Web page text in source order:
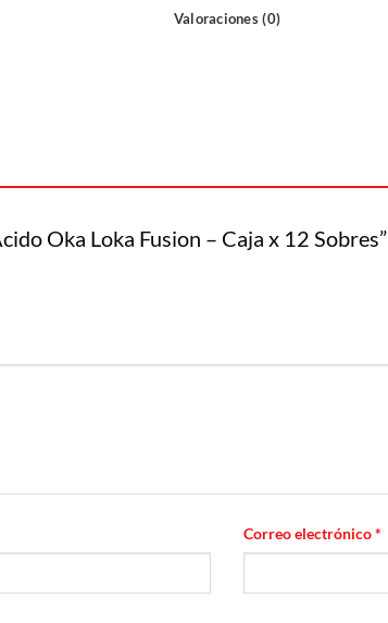
Valoraciones (0)
Oka Loka Fusion – Caja x 12 Sobres”
Correo electrónico*